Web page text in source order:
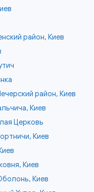
район, Киев
район, Киев
Киев
Церковь
Киев
Киев
Киев